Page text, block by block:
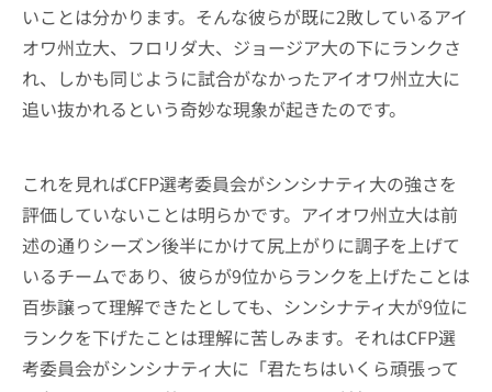
いことは分かります。そんな彼らが既に2敗しているアイ
オワ州立大、フロリダ大、ジョージア大の下にランクさ
れ、しかも同じように試合がなかったアイオワ州立大に
追い抜かれるという奇妙な現象が起きたのです。
これを見ればCFP選考委員会がシンシナティ大の強さを
評価していないことは明らかです。アイオワ州立大は前
述の通りシーズン後半にかけて尻上がりに調子を上げて
いるチームであり、彼らが9位からランクを上げたことは
百歩譲って理解できたとしても、シンシナティ大が9位に
ランクを下げたことは理解に苦しみます。それはCFP選
考委員会がシンシナティ大に「君たちはいくら頑張って